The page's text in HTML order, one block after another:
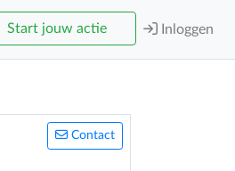
Start jouw actie Inloggen
Contact